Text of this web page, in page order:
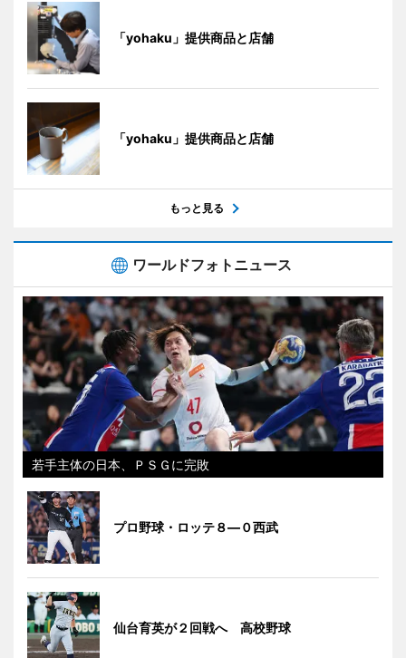
「yohaku」提供商品と店舗
「yohaku」提供商品と店舗
もっと見る
ワールドフォトニュース
若手主体の日本、ＰＳＧに完敗
プロ野球・ロッテ８―０西武
仙台育英が２回戦へ 高校野球